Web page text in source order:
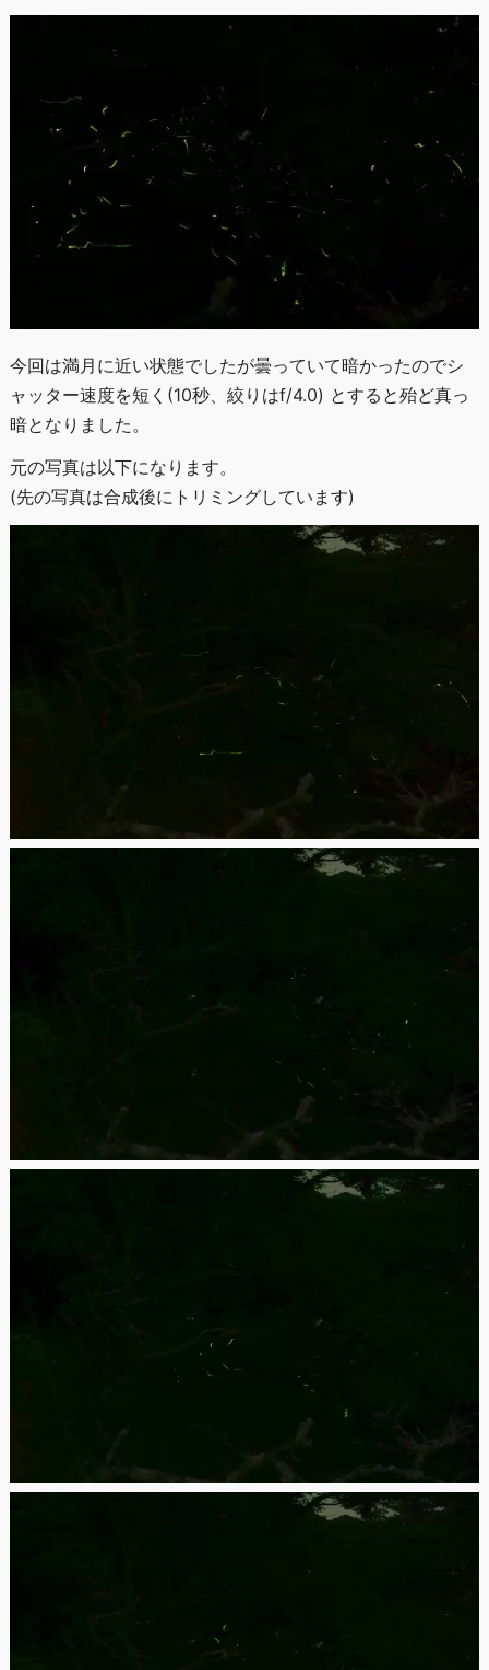
今回は満月に近い状態でしたが曇っていて暗かったのでシ
ャッター速度を短く(10秒、絞りはf/4.0) とすると殆ど真っ
暗となりました。
元の写真は以下になります。
(先の写真は合成後にトリミングしています)